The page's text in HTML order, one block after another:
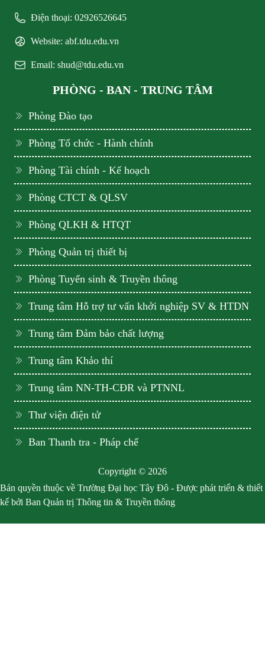
Điện thoại: 02926526645
Website: abf.tdu.edu.vn
Email: shud@tdu.edu.vn
PHÒNG - BAN - TRUNG TÂM
Phòng Đào tạo
Phòng Tổ chức - Hành chính
Phòng Tài chính - Kế hoạch
Phòng CTCT & QLSV
Phòng QLKH & HTQT
Phòng Quản trị thiết bị
Phòng Tuyển sinh & Truyền thông
Trung tâm Hỗ trợ tư vấn khởi nghiệp SV & HTDN
Trung tâm Đảm bảo chất lượng
Trung tâm Khảo thí
Trung tâm NN-TH-CĐR và PTNNL
Thư viện điện tử
Ban Thanh tra - Pháp chế
Copyright © 2026
Bản quyền thuộc về Trường Đại học Tây Đô - Được phát triển & thiết
kế bởi Ban Quản trị Thông tin & Truyền thông